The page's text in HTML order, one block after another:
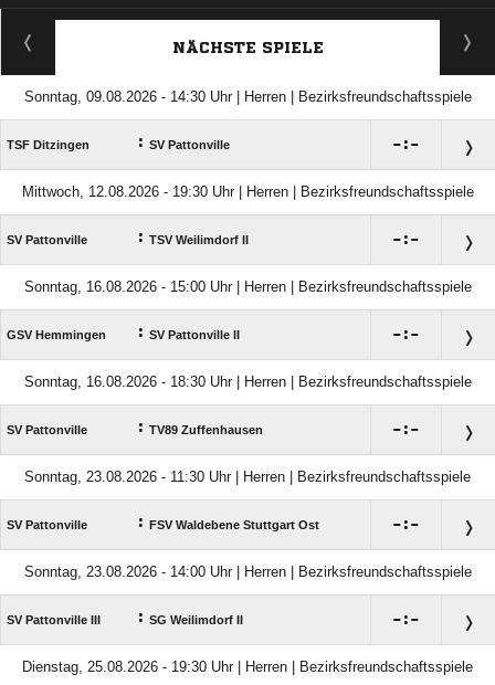
ANZEIGE
NÄCHSTE SPIELE
Sonntag, 09.08.2026 - 14:30 Uhr | Herren | Bezirksfreundschaftsspiele
TSF Ditzingen : SV Pattonville :
Mittwoch, 12.08.2026 - 19:30 Uhr | Herren | Bezirksfreundschaftsspiele
SV Pattonville : TSV Weilimdorf II :
Sonntag, 16.08.2026 - 15:00 Uhr | Herren | Bezirksfreundschaftsspiele
GSV Hemmingen : SV Pattonville II :
Sonntag, 16.08.2026 - 18:30 Uhr | Herren | Bezirksfreundschaftsspiele
SV Pattonville : TV89 Zuffenhausen :
Sonntag, 23.08.2026 - 11:30 Uhr | Herren | Bezirksfreundschaftsspiele
SV Pattonville : FSV Waldebene Stuttgart Ost :
Sonntag, 23.08.2026 - 14:00 Uhr | Herren | Bezirksfreundschaftsspiele
SV Pattonville III : SG Weilimdorf II :
Dienstag, 25.08.2026 - 19:30 Uhr | Herren | Bezirksfreundschaftsspiele